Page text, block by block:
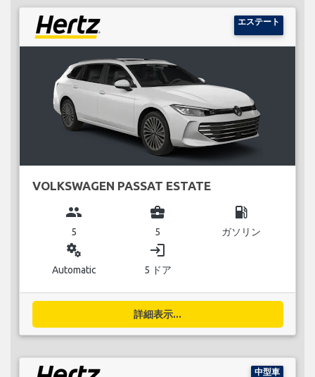
エステート
VOLKSWAGEN PASSAT ESTATE
group
5
business_center
5
local_gas_station
ガソリン
miscellaneous_services
Automatic
login
5 ドア
詳細表示...
中型車